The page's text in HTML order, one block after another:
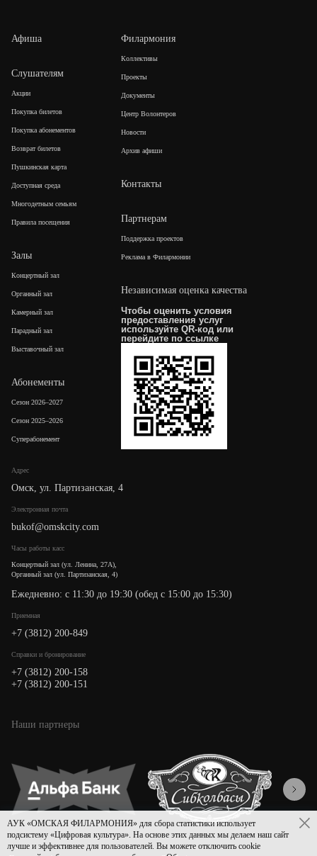
Адрес
Омск, ул. Партизанская, 4
Электронная почта
bukof@omskcity.com
Часы работы касс
Концертный зал (ул. Ленина, 27А),
Органный зал (ул. Партизанская, 4)
Ежедневно: с 11:30 до 19:30 (обед с 15:00 до 15:30)
Приемная
+7 (3812) 200-849
Cправки и бронирование
+7 (3812) 200-158
+7 (3812) 200-151
Афиша
Слушателям
Акции
Покупка билетов
Покупка абонементов
Возврат билетов
Пушкинская карта
Доступная среда
Многодетным семьям
Правила посещения
Залы
Концертный зал
Органный зал
Камерный зал
Парадный зал
Выставочный зал
Абонементы
Сезон 2026–2027
Сезон 2025–2026
Суперабонемент
Филармония
Коллективы
Проекты
Документы
Центр Волонтеров
Новости
Архив афиши
Контакты
Партнерам
Поддержка проектов
Реклама в Филармонии
Независимая оценка качества
Чтобы оценить условия
предоставления услуг
используйте QR-код или
перейдите по ссылке
Наши партнеры
АУК «ОМСКАЯ ФИЛАРМОНИЯ» для сбора статистики использует
подсистему «Цифровая культура». На основе этих данных мы делаем наш сайт
лучше и эффективнее для пользователей. Вы можете отключить cookie